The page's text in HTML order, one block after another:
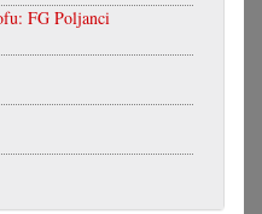
FG Poljanci